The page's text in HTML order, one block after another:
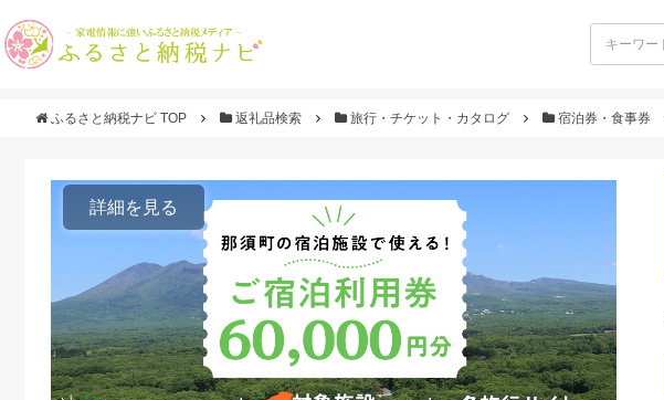
ふるさと納税ナビ TOP 返礼品検索 旅行・チケット・カタログ 宿泊券・食事券
詳細を見る